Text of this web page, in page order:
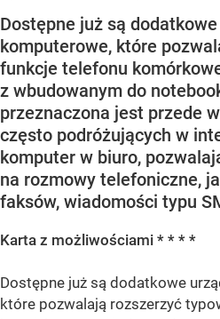
Dostępne już są
komputerowe, które
funkcje telefonu
z wbudowanym do
przeznaczona jest przede
często podróżujących w
komputer w biuro,
na rozmowy telefoniczne,
faksów, wiadomości typu
Karta z możliwościami * * * *
Dostępne już są dodatkowe
które pozwalają rozszerzyć